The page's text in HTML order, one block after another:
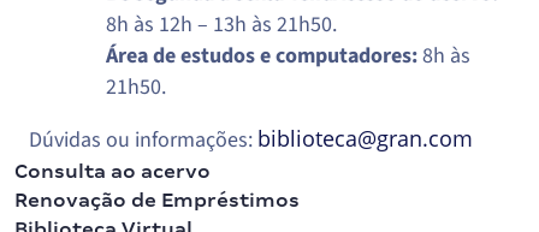
8h às 12h – 13h às 21h50.
Área de estudos e computadores:8h às
21h50.
Dúvidas ou informações: biblioteca@gran.com
Consulta ao acervo
Renovação de Empréstimos